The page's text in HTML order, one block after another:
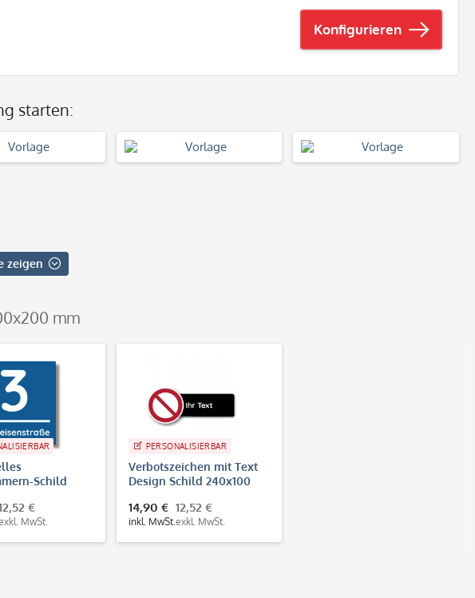
Konfigurieren
starten:
zeigen
mm
Schild
€
MwSt.
PERSONALISIERBAR
Verbotszeichen mit Text
Design Schild 240x100
ISO 7010)
14,90 €
inkl. MwSt.
12,52 €
exkl. MwSt.